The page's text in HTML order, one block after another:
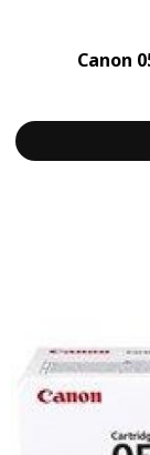
Canon